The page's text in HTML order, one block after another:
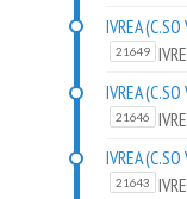
IVREA (C.SO
21649
IVREA
21646
IVREA (C.SO
21643